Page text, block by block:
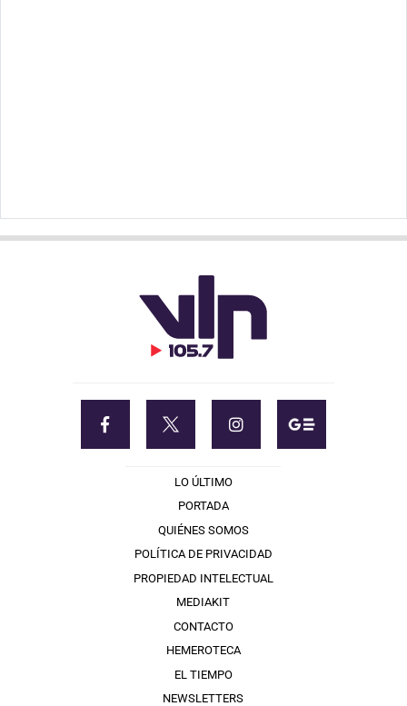
LO ÚLTIMO
PORTADA
QUIÉNES SOMOS
POLÍTICA DE PRIVACIDAD
PROPIEDAD INTELECTUAL
MEDIAKIT
CONTACTO
HEMEROTECA
EL TIEMPO
NEWSLETTERS